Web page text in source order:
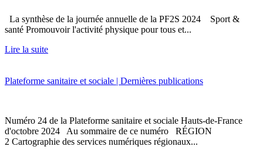
La synthèse de la journée annuelle de la PF2S 2024 Sport &
santé Promouvoir l'activité physique pour tous et...
Lire la suite
Plateforme sanitaire et sociale | Dernières publications
Numéro 24 de la Plateforme sanitaire et sociale Hauts-de-France
d'octobre 2024 Au sommaire de ce numéro RÉGION
2 Cartographie des services numériques régionaux...